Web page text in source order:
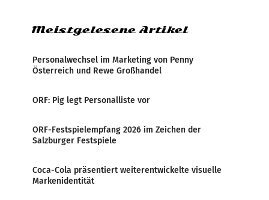
Meistgelesene Artikel
Personalwechsel im Marketing von Penny
Österreich und Rewe Großhandel
ORF: Pig legt Personalliste vor
ORF-Festspielempfang 2026 im Zeichen der
Salzburger Festspiele
Coca-Cola präsentiert weiterentwickelte visuelle
Markenidentität